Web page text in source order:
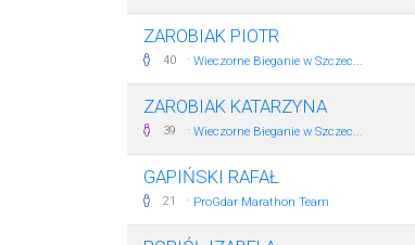
ZAROBIAK PIOTR
40 · Wieczorne Bieganie w Szczec...
ZAROBIAK KATARZYNA
39 · Wieczorne Bieganie w Szczec...
GAPIŃSKI RAFAŁ
21 · ProGdar Marathon Team